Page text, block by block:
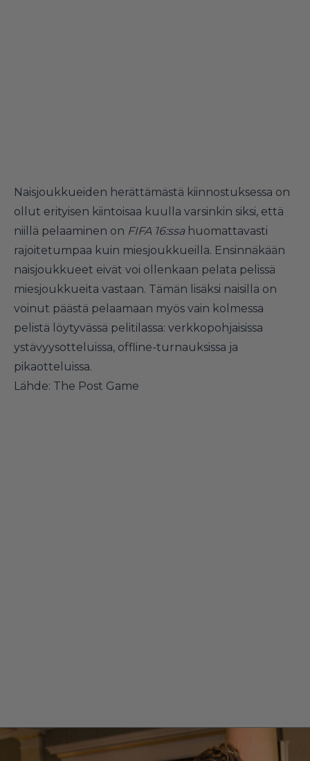
Naisjoukkueiden herättämästä kiinnostuksessa on
ollut erityisen kiintoisaa kuulla varsinkin siksi, että
niillä pelaaminen on FIFA 16:ssahuomattavasti
rajoitetumpaa kuin miesjoukkueilla. Ensinnäkään
naisjoukkueet eivät voi ollenkaan pelata pelissä
miesjoukkueita vastaan. Tämän lisäksi naisilla on
voinut päästä pelaamaan myös vain kolmessa
pelistä löytyvässä pelitilassa: verkkopohjaisissa
ystävyysotteluissa, offline-turnauksissa ja
pikaotteluissa.
Lähde: The Post Game